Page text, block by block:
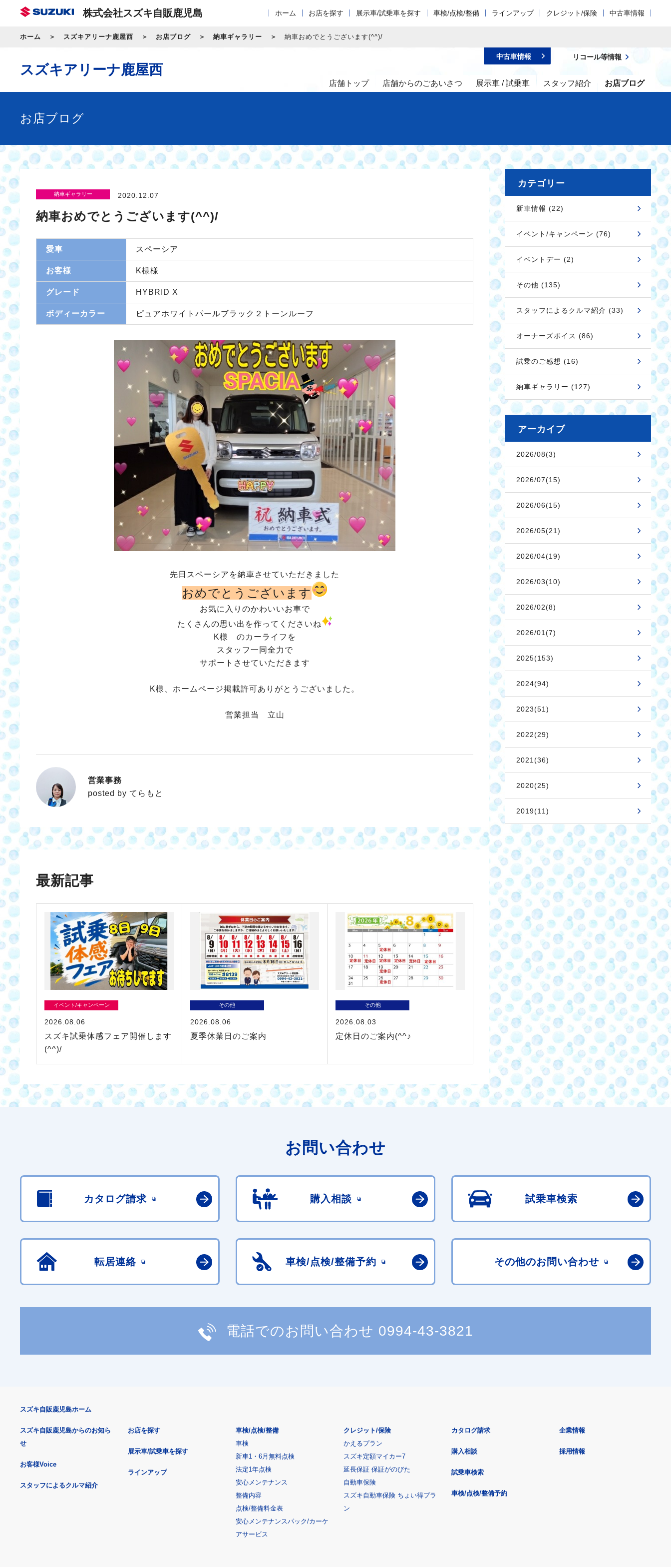
株式会社スズキ自販鹿児島 ホーム お店を探す 展示車/試乗車を探す 車検/点検/整備 ラインアップ クレジット/保険 中古車情報
ホーム スズキアリーナ鹿屋西 お店ブログ 納車ギャラリー 納車おめでとうございます(^^)/
スズキアリーナ鹿屋西
店舗トップ 店舗からのごあいさつ 展示車 / 試乗車 スタッフ紹介 お店ブログ
中古車情報 リコール等情報
お店ブログ
納車ギャラリー 2020.12.07
納車おめでとうございます(^^)/
愛車 スペーシア
お客様 K様様
グレード HYBRID X
ボディーカラー ピュアホワイトパールブラック２トーンルーフ
先日スペーシアを納車させていただきました
おめでとうございます
お気に入りのかわいいお車で
たくさんの思い出を作ってくださいね
K様 のカーライフを
スタッフ一同全力で
サポートさせていただきます
K様、ホームページ掲載許可ありがとうございました。
営業担当 立山
てらもと
営業事務
posted by てらもと
最新記事
イベント/キャンペーン
2026.08.06
スズキ試乗体感フェア開催します
(^^)/
その他
2026.08.06
夏季休業日のご案内
その他
2026.08.03
定休日のご案内(^^♪
カテゴリー
新車情報 (22)
イベント/キャンペーン (76)
イベントデー (2)
その他 (135)
スタッフによるクルマ紹介 (33)
オーナーズボイス (86)
試乗のご感想 (16)
納車ギャラリー (127)
アーカイブ
2026/08(3)
2026/07(15)
2026/06(15)
2026/05(21)
2026/04(19)
2026/03(10)
2026/02(8)
2026/01(7)
2025(153)
2024(94)
2023(51)
2022(29)
2021(36)
2020(25)
2019(11)
お問い合わせ
カタログ請求 購入相談 試乗車検索
転居連絡 車検/点検/整備予約 その他のお問い合わせ
電話でのお問い合わせ 0994-43-3821
スズキ自販鹿児島ホーム
スズキ自販鹿児島からのお知ら
せ
お客様Voice
スタッフによるクルマ紹介
お店を探す
展示車/試乗車を探す
ラインアップ
車検/点検/整備
車検
新車1・6月無料点検
法定1年点検
安心メンテナンス
整備内容
点検/整備料金表
安心メンテナンスパック/カーケ
アサービス
クレジット/保険
かえるプラン
スズキ定額マイカー7
延長保証 保証がのびた
自動車保険
スズキ自動車保険 ちょい得プラ
ン
カタログ請求
購入相談
試乗車検索
車検/点検/整備予約
企業情報
採用情報